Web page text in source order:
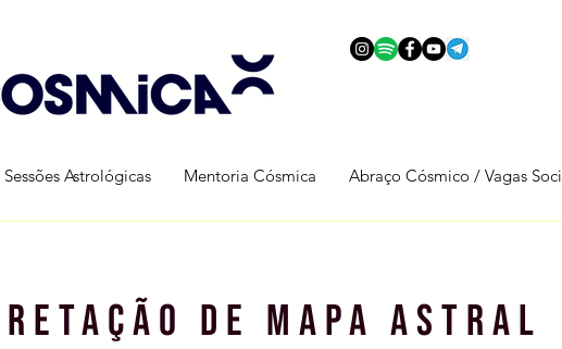
Sessões Astrológicas Mentoria Cósmica Abraço Cósmico / Vagas
DE MAPA ASTRAL